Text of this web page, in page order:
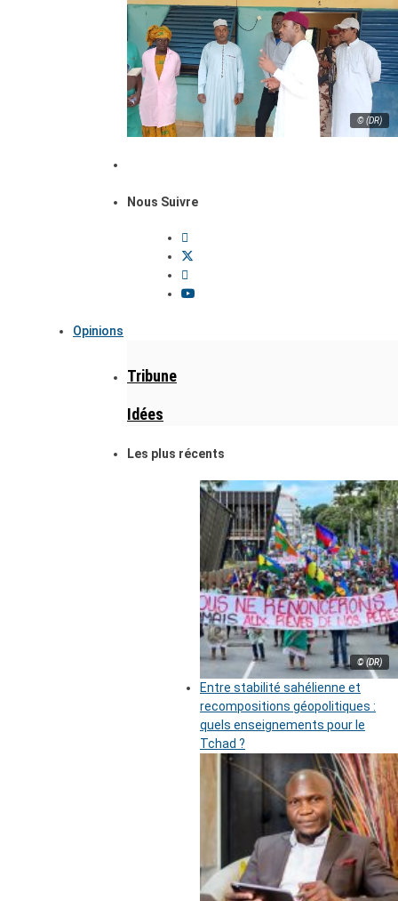
© (DR)
Nous Suivre
Opinions
Tribune
Idées
Les plus récents
© (DR)
Entre stabilité sahélienne et
recompositions géopolitiques :
quels enseignements pour le
Tchad ?